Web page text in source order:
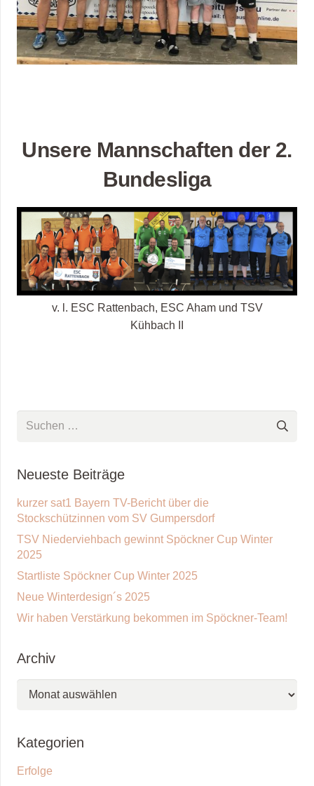
Unsere Mannschaften der 2.
Bundesliga
v. l. ESC Rattenbach, ESC Aham und TSV
Kühbach II
Suchen
Neueste Beiträge
kurzer sat1 Bayern TV-Bericht über die
Stockschützinnen vom SV Gumpersdorf
TSV Niederviehbach gewinnt Spöckner Cup Winter
2025
Startliste Spöckner Cup Winter 2025
Neue Winterdesign´s 2025
Wir haben Verstärkung bekommen im Spöckner-Team!
Archiv
Archiv
Kategorien
Erfolge